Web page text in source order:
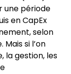
une période
en CapEx
selon
si l’on
la gestion, les